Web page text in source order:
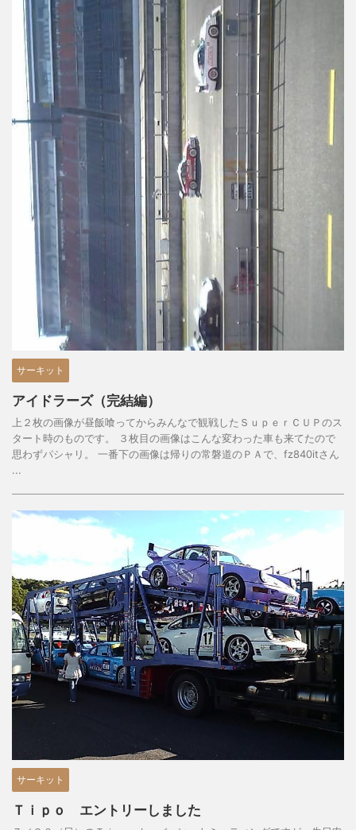
サーキット
アイドラーズ（完結編）
上２枚の画像が昼飯喰ってからみんなで観戦したＳｕｐｅｒＣＵＰのス
タート時のものです。 ３枚目の画像はこんな変わった車も来てたので
思わずパシャリ。 一番下の画像は帰りの常磐道のＰＡで、fz840itさん
...
サーキット
Ｔｉｐｏ エントリーしました